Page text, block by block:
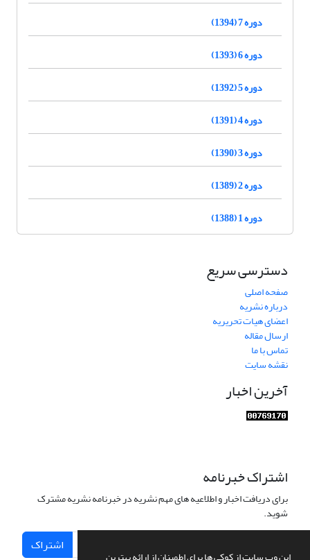
دوره 7 (1394)
دوره 6 (1393)
دوره 5 (1392)
دوره 4 (1391)
دوره 3 (1390)
دوره 2 (1389)
دوره 1 (1388)
دسترسی سریع
صفحه اصلی
درباره نشریه
اعضای هیات تحریریه
ارسال مقاله
تماس با ما
نقشه سایت
آخرین اخبار
اشتراک خبرنامه
برای دریافت اخبار و اطلاعیه های مهم نشریه در خبرنامه نشریه مشترک
شوید.
اشتراک